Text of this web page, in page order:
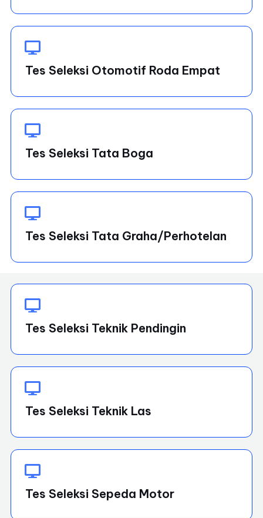
Tes Seleksi Otomotif Roda Empat
Tes Seleksi Tata Boga
Tes Seleksi Tata Graha/Perhotelan
Tes Seleksi Teknik Pendingin
Tes Seleksi Teknik Las
Tes Seleksi Sepeda Motor